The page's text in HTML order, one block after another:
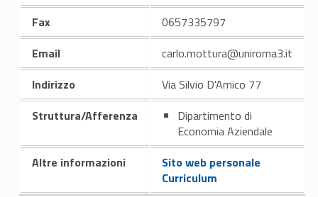
Fax
0657335797
Email
carlo.mottura@uniroma3.it
Indirizzo
Via Silvio D'Amico 77
Struttura/Afferenza
Dipartimento di
Economia Aziendale
Altre informazioni
Sito web personale
Curriculum